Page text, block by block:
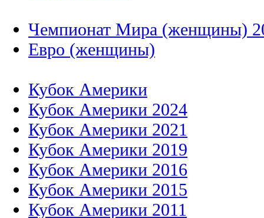
Чемпионат Мира (женщины)
Евро (женщины)
Кубок Америки
Кубок Америки 2024
Кубок Америки 2021
Кубок Америки 2019
Кубок Америки 2016
Кубок Америки 2015
Кубок Америки 2011